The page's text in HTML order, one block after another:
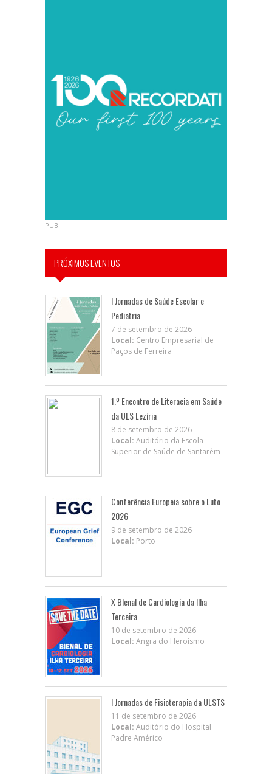
PUB
PRÓXIMOS EVENTOS
I Jornadas de Saúde Escolar e
Pediatria
7 de setembro de 2026
Local: Centro Empresarial de
Paços de Ferreira
1.º Encontro de Literacia em Saúde
da ULS Lezíria
8 de setembro de 2026
Local: Auditório da Escola
Superior de Saúde de Santarém
Conferência Europeia sobre o Luto
2026
9 de setembro de 2026
Local: Porto
X BIenal de Cardiologia da Ilha
Terceira
10 de setembro de 2026
Local: Angra do Heroísmo
I Jornadas de Fisioterapia da ULSTS
11 de setembro de 2026
Local: Auditório do Hospital
Padre Américo